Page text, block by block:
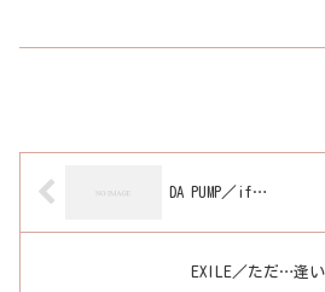
DA PUMP／if…
EXILE／ただ…逢